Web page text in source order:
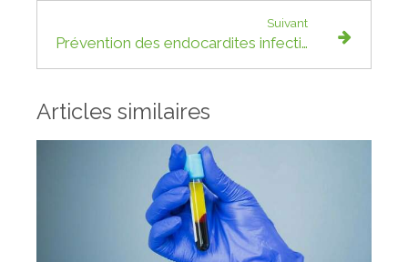
Suivant
Prévention des endocardites infectieuses d’origine bucco-dentaire
Articles similaires